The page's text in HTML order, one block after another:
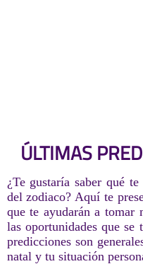
ÚLTIMAS
¿Te gustaría saber qué
del zodiaco? Aquí te
que te ayudarán a tomar
las oportunidades que se
predicciones son
natal y tu situación